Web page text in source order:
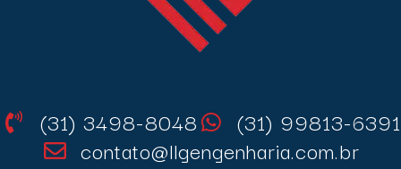
(31) 3498-8048
(31) 99813-6391
contato@llgengenharia.com.br